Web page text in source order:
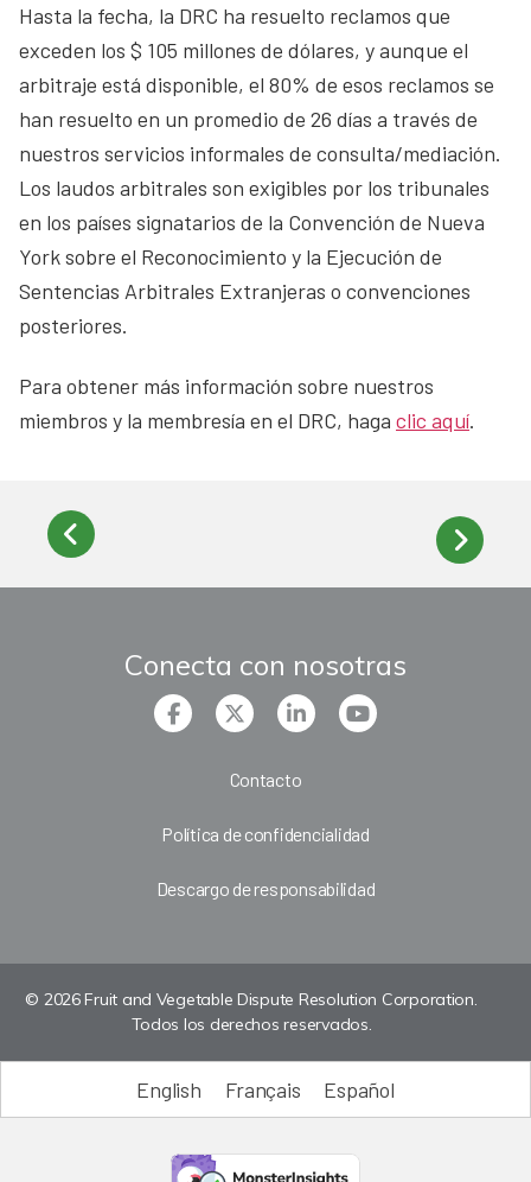
Hasta la fecha, la DRC ha resuelto reclamos que
exceden los $ 105 millones de dólares, y aunque el
arbitraje está disponible, el 80% de esos reclamos se
han resuelto en un promedio de 26 días a través de
nuestros servicios informales de consulta/mediación.
Los laudos arbitrales son exigibles por los tribunales
en los países signatarios de la Convención de Nueva
York sobre el Reconocimiento y la Ejecución de
Sentencias Arbitrales Extranjeras o convenciones
posteriores.
Para obtener más información sobre nuestros
miembros y la membresía en el DRC, haga clic aquí.
Conecta con nosotras
Contacto
Política de confidencialidad
Descargo de responsabilidad
© 2026 Fruit and Vegetable Dispute Resolution Corporation.
Todos los derechos reservados.
English Français Español